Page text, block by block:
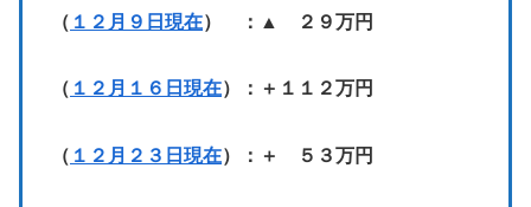
（ １２月９日現在） ：▲ ２９万円
（ １２月１６日現在）：＋１１２万円
（ １２月２３日現在）：＋ ５３万円